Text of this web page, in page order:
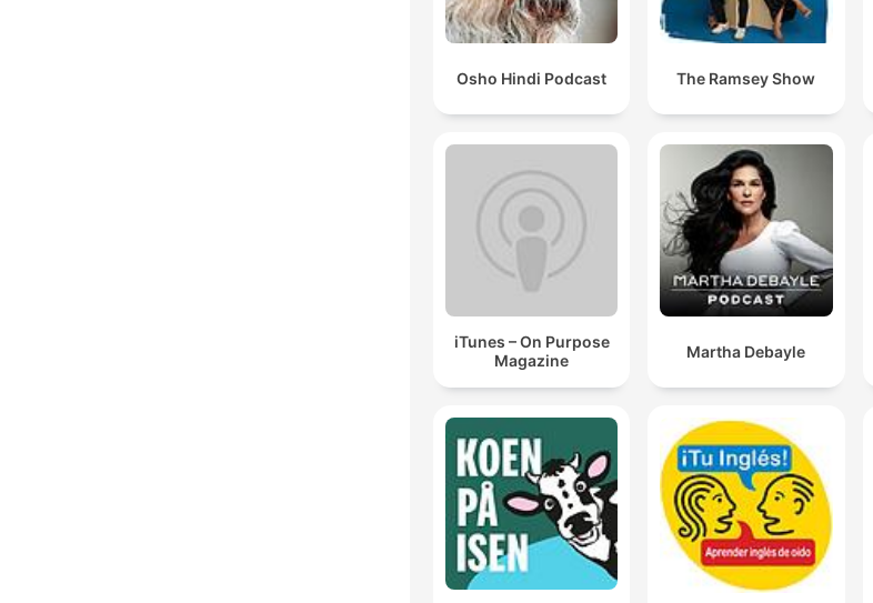
Osho Hindi Podcast The Ramsey Show
iTunes – On Purpose
Magazine
Martha Debayle